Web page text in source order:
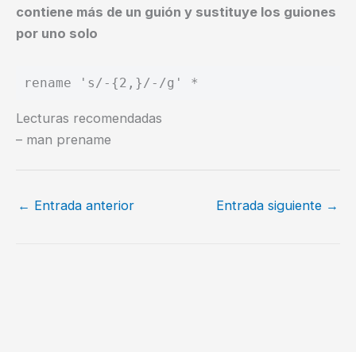
contiene más de un guión y sustituye los guiones
por uno solo
rename 's/-{2,}/-/g' *
Lecturas recomendadas
– man prename
← Entrada anterior Entrada siguiente →